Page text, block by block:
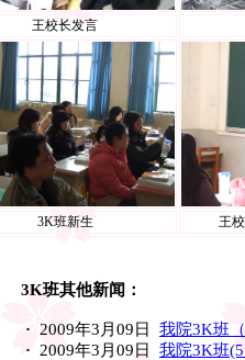
王校长发言
3K班新生 王
3K班其他新闻：
· 2009年3月09日 我院3K班
· 2009年3月09日 我院3K班